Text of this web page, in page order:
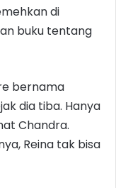
di
buku tentang
bernama
dia tiba. Hanya
Chandra.
Reina tak bisa